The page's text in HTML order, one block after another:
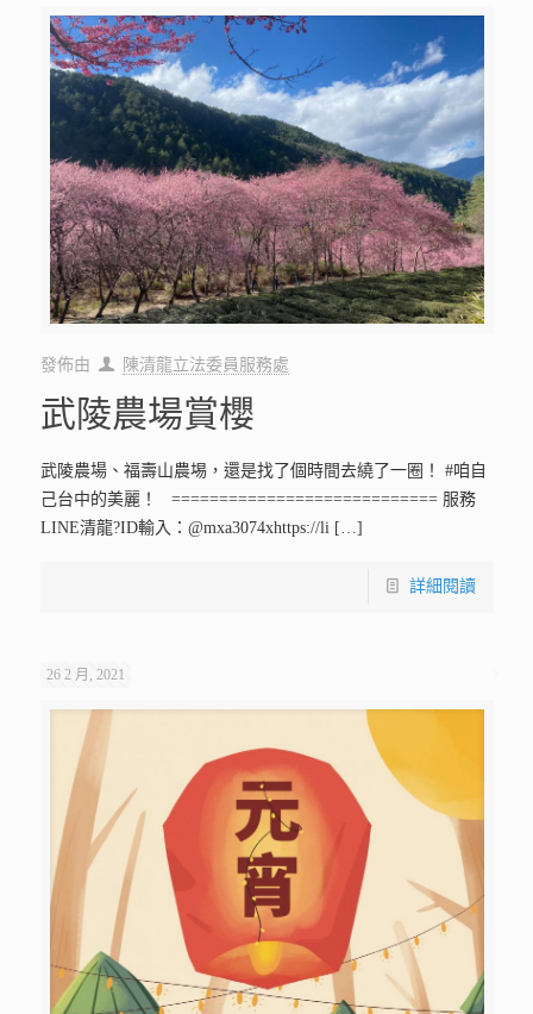
發佈由 陳清龍立法委員服務處
武陵農場賞櫻
武陵農場、福壽山農埸，還是找了個時間去繞了一圈！ #咱自
己台中的美麗！ ============================ 服務
LINE清龍?ID輸入：@mxa3074xhttps://li […]
詳細閱讀
26 2 月, 2021